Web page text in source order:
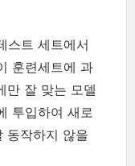
스트 세트에서
훈련세트에 과
만 잘 맞는 모델
투입하여 새로
동작하지 않을